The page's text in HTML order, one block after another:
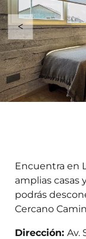
Encuentra en
amplias
podrás
Cercano
Dirección: Av.